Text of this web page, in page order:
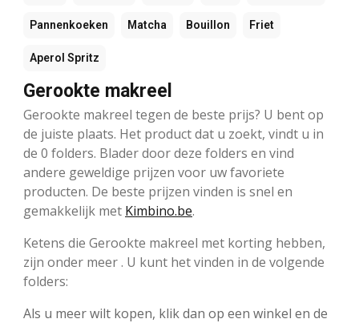
Pannenkoeken Matcha Bouillon Friet
Aperol Spritz
Gerookte makreel
Gerookte makreel tegen de beste prijs? U bent op
de juiste plaats. Het product dat u zoekt, vindt u in
de 0 folders. Blader door deze folders en vind
andere geweldige prijzen voor uw favoriete
producten. De beste prijzen vinden is snel en
gemakkelijk met Kimbino.be.
Ketens die Gerookte makreel met korting hebben,
zijn onder meer . U kunt het vinden in de volgende
folders:
Als u meer wilt kopen, klik dan op een winkel en de